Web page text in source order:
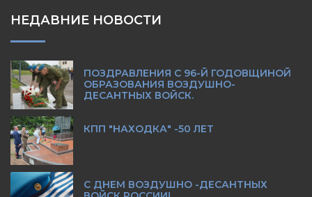
НЕДАВНИЕ НОВОСТИ
ПОЗДРАВЛЕНИЯ С 96-Й ГОДОВЩИНОЙ
ОБРАЗОВАНИЯ ВОЗДУШНО-
ДЕСАНТНЫХ ВОЙСК.
КПП "НАХОДКА" -50 ЛЕТ
С ДНЕМ ВОЗДУШНО -ДЕСАНТНЫХ